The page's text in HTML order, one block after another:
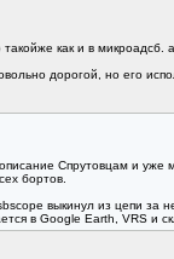
как и в
дорогой, но его
Спрутовцам и
бортов.
выкинул из цепи за
в Google Earth, VRS и